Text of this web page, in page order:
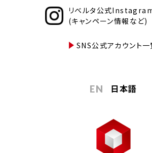
リベルタ公式
(キャンペーン情報など)
SNS公式アカウント一
EN 日本語